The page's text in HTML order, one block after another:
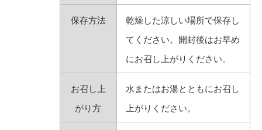
保存方法
乾燥した涼しい場所で保存し
てください。開封後はお早め
にお召し上がりください。
お召し上
がり方
水またはお湯とともにお召し
上がりください。